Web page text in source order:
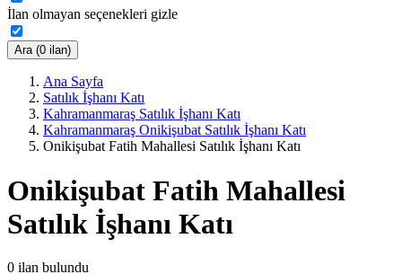
İlan olmayan seçenekleri gizle
Ara (0 ilan)
Ana Sayfa
Satılık İşhanı Katı
Kahramanmaraş Satılık İşhanı Katı
Kahramanmaraş Onikişubat Satılık İşhanı Katı
Onikişubat Fatih Mahallesi Satılık İşhanı Katı
Onikişubat Fatih Mahallesi
Satılık İşhanı Katı
0 ilan bulundu